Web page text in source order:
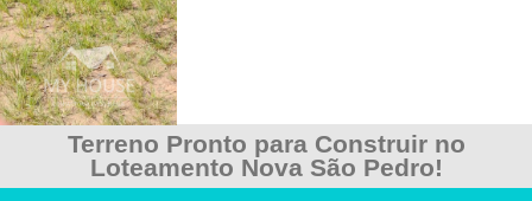
Terreno Pronto para Construir no
Loteamento Nova São Pedro!